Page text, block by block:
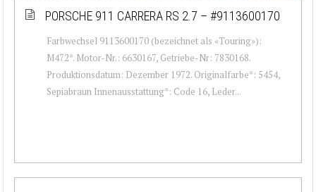
PORSCHE 911 CARRERA RS 2.7 – #9113600170
Farbwechsel 9113600170 (bezeichnet als «Touring»):
M472*. Motor-Nr.: 6630167, Getriebe-Nr: 7830168.
Produktionsdatum: Dezember 1972. Originalfarbe*: 5454,
Sepiabraun Innenausstattung*: Code 16, Leder...